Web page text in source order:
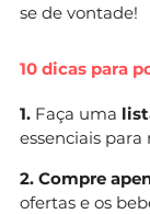
se de vontade!
10 dicas para
1. Faça uma
essenciais
2. Compre
ofertas e os